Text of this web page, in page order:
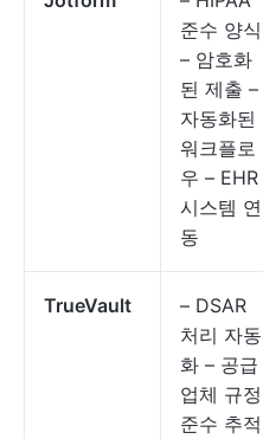
준수 양식
– 암호화
된 제출 –
자동화된
워크플로
우 – EHR
시스템 연
동
TrueVault
– DSAR
처리 자동
화 – 공급
업체 규정
준수 추적